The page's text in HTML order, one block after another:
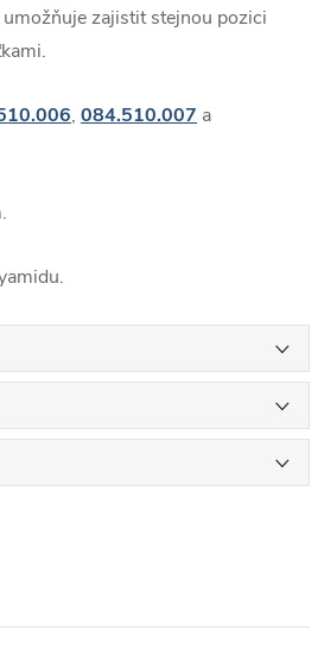
zajistit stejnou pozici
, 084.510.007 a